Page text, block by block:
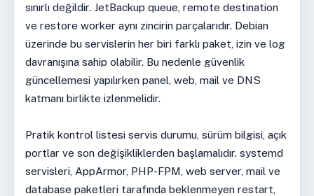
sınırlı değildir. JetBackup queue, remote destination
ve restore worker aynı zincirin parçalarıdır. Debian
üzerinde bu servislerin her biri farklı paket, izin ve log
davranışına sahip olabilir. Bu nedenle güvenlik
güncellemesi yapılırken panel, web, mail ve DNS
katmanı birlikte izlenmelidir.
Pratik kontrol listesi servis durumu, sürüm bilgisi, açık
portlar ve son değişikliklerden başlamalıdır. systemd
servisleri, AppArmor, PHP-FPM, web server, mail ve
database paketleri tarafında beklenmeyen restart,